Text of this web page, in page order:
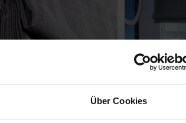
Über Cookies